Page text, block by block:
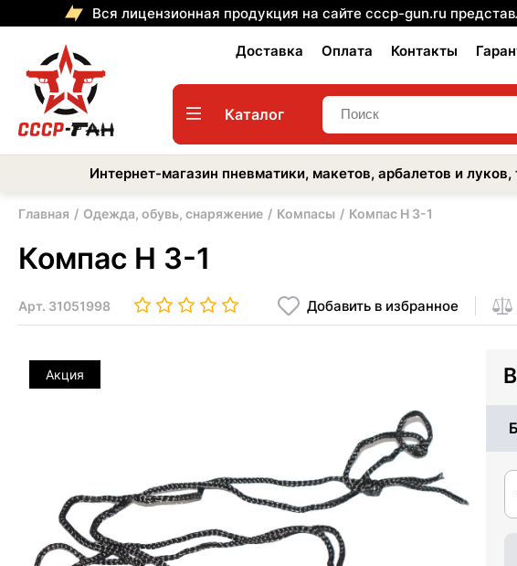
Вся лицензионная продукция на сайте cccp-gun.ru
Доставка Оплата Контакты
Каталог
Интернет-магазин пневматики, макетов, арбалетов и
Главная Одежда, обувь, снаряжение Компасы Компас Н 3-1
Компас Н 3-1
Арт. 31051998 Добавить в избранное
Акция